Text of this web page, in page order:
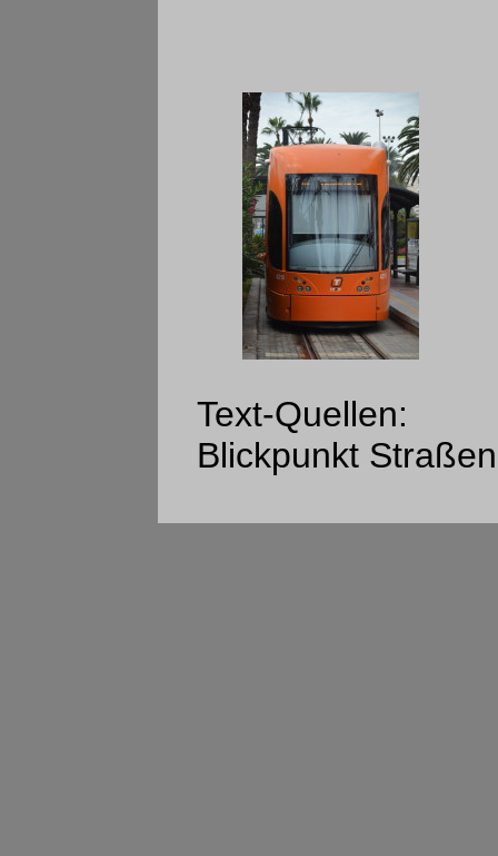
Text-Quellen:
Blickpunkt